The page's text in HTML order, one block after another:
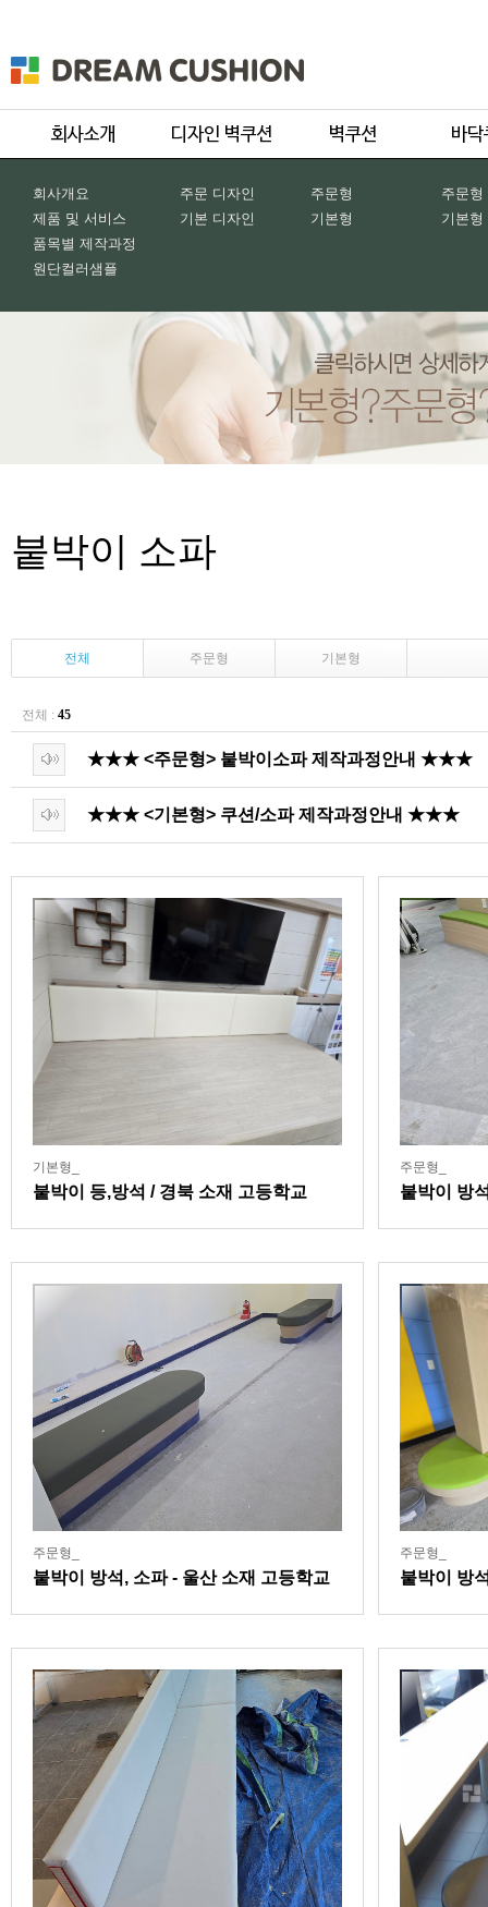
회사개요
제품 및 서비스
품목별 제작과정
원단컬러샘플
주문 디자인
기본 디자인
주문형
기본형
주문형
기본형
붙박이 소파
전체 주문형 기본형
전체 : 45
★★★ <주문형> 붙박이소파 제작과정안내 ★★★
★★★ <기본형> 쿠션/소파 제작과정안내 ★★★
기본형_
붙박이 등,방석 / 경북 소재 고등학교
주문형_
붙박이 방
주문형_
붙박이 방석, 소파 - 울산 소재 고등학교
주문형_
붙박이 방